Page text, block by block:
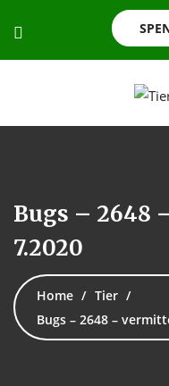
Bugs – 2648
7.2020
Home
Tier
Bugs – 2648 –